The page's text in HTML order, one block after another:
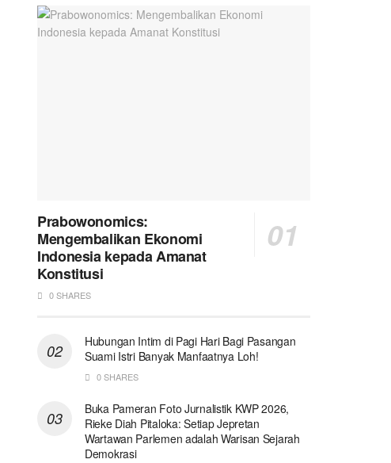
Prabowonomics:
Mengembalikan Ekonomi
Indonesia kepada Amanat
Konstitusi
0 SHARES
Hubungan Intim di Pagi Hari Bagi Pasangan
Suami Istri Banyak Manfaatnya Loh!
0 SHARES
Buka Pameran Foto Jurnalistik KWP 2026,
Rieke Diah Pitaloka: Setiap Jepretan
Wartawan Parlemen adalah Warisan Sejarah
Demokrasi